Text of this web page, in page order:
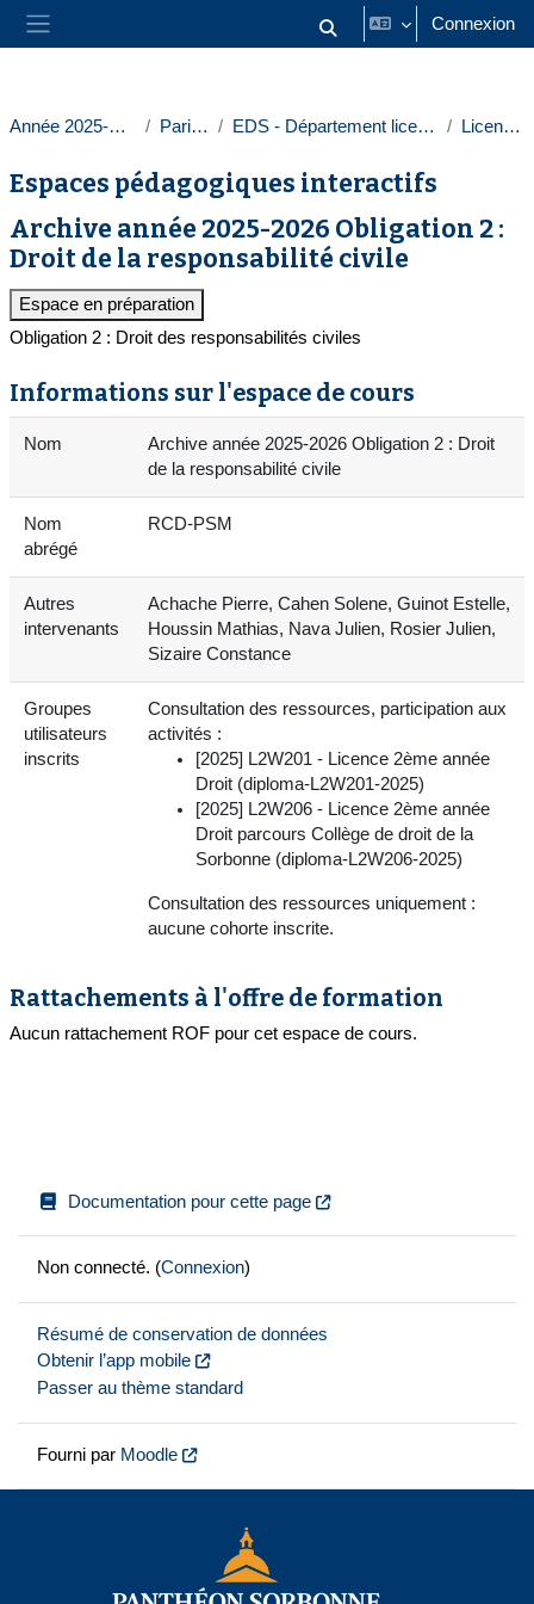
Passer au contenu principal
Panneau latéral Activer/désactiver la saisie
Connexion
Année 2025-2026 Paris 1 EDS - Département licences Licences
Espaces pédagogiques interactifs
Archive année 2025-2026 Obligation 2 :
Droit de la responsabilité civile
Espace en préparation
Obligation 2 : Droit des responsabilités civiles
Informations sur l'espace de cours
Nom
Archive année 2025-2026 Obligation 2 : Droit
de la responsabilité civile
Nom
abrégé
RCD-PSM
Autres
intervenants
Achache Pierre, Cahen Solene, Guinot Estelle,
Houssin Mathias, Nava Julien, Rosier Julien,
Sizaire Constance
Groupes
utilisateurs
inscrits
Consultation des ressources, participation aux
activités :
[2025] L2W201 - Licence 2ème année
Droit (diploma-L2W201-2025)
[2025] L2W206 - Licence 2ème année
Droit parcours Collège de droit de la
Sorbonne (diploma-L2W206-2025)
Consultation des ressources uniquement :
aucune cohorte inscrite.
Rattachements à l'offre de formation
Aucun rattachement ROF pour cet espace de cours.
Documentation pour cette page
Non connecté. (Connexion)
Résumé de conservation de données
Obtenir l’app mobile
Passer au thème standard
Fourni par Moodle